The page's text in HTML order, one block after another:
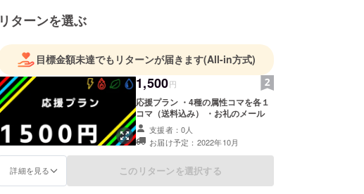
リターンを選ぶ
目標金額未達でもリターンが届きます(All-in方式)
1,500円
応援プラン ・4種の属性コマを各１
コマ（送料込み） ・お礼のメール
支援者：0人
お届け予定：2022年10月
詳細を見る このリターンを選択する